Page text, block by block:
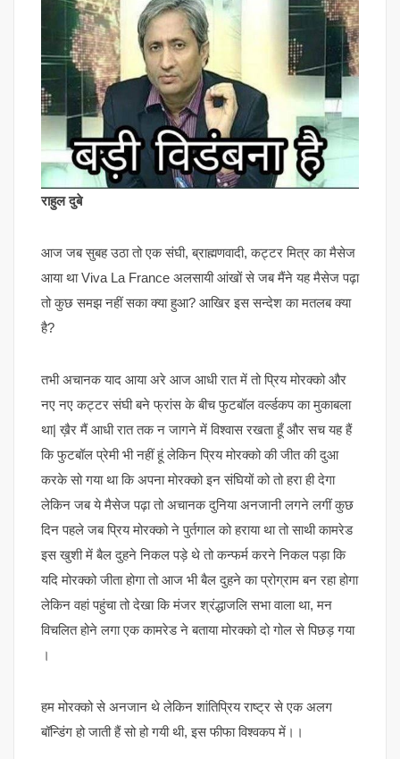
राहुल दुबे
आज जब सुबह उठा तो एक संघी, ब्राह्मणवादी, कट्टर मित्र का मैसेज
आया था Viva La France अलसायी आंखों से जब मैंने यह मैसेज पढ़ा
तो कुछ समझ नहीं सका क्या हुआ? आखिर इस सन्देश का मतलब क्या
है?
तभी अचानक याद आया अरे आज आधी रात में तो प्रिय मोरक्को और
नए नए कट्टर संघी बने फ्रांस के बीच फुटबॉल वर्ल्डकप का मुकाबला
था| ख़ैर मैं आधी रात तक न जागने में विश्वास रखता हूँ और सच यह हैं
कि फुटबॉल प्रेमी भी नहीं हूं लेकिन प्रिय मोरक्को की जीत की दुआ
करके सो गया था कि अपना मोरक्को इन संघियों को तो हरा ही देगा
लेकिन जब ये मैसेज पढ़ा तो अचानक दुनिया अनजानी लगने लगीं कुछ
दिन पहले जब प्रिय मोरक्को ने पुर्तगाल को हराया था तो साथी कामरेड
इस खुशी में बैल दुहने निकल पड़े थे तो कन्फर्म करने निकल पड़ा कि
यदि मोरक्को जीता होगा तो आज भी बैल दुहने का प्रोग्राम बन रहा होगा
लेकिन वहां पहुंचा तो देखा कि मंजर श्रंद्धाजलि सभा वाला था, मन
विचलित होने लगा एक कामरेड ने बताया मोरक्को दो गोल से पिछड़ गया
।
हम मोरक्को से अनजान थे लेकिन शांतिप्रिय राष्ट्र से एक अलग
बॉन्डिंग हो जाती हैं सो हो गयी थी, इस फीफा विश्वकप में।।